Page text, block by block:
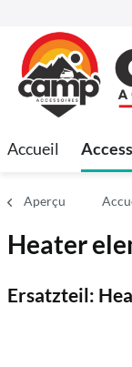
Accueil
Aperçu
Heater
Ersatzteil: